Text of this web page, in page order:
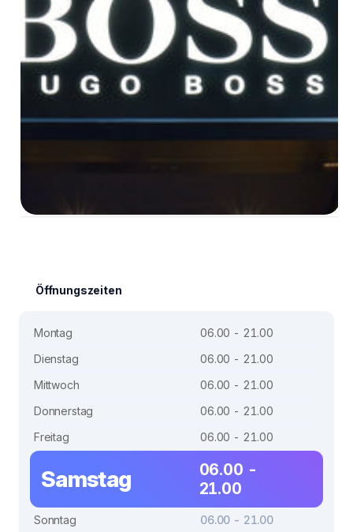
Öffnungszeiten
Montag
06.00 - 21.00
Dienstag
06.00 - 21.00
Mittwoch
06.00 - 21.00
Donnerstag
06.00 - 21.00
Freitag
06.00 - 21.00
Samstag
06.00 -
21.00
Sonntag 06.00 - 21.00